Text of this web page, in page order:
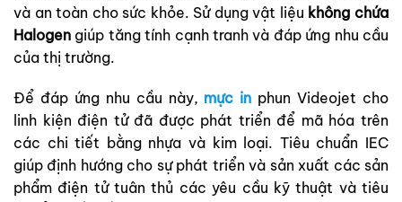
và an toàn cho sức khỏe. Sử dụng vật liệu không chứa
Halogen giúp tăng tính cạnh tranh và đáp ứng nhu cầu
của thị trường.
Để đáp ứng nhu cầu này, mực in phun Videojet cho
linh kiện điện tử đã được phát triển để mã hóa trên
các chi tiết bằng nhựa và kim loại. Tiêu chuẩn IEC
giúp định hướng cho sự phát triển và sản xuất các sản
phẩm điện tử tuân thủ các yêu cầu kỹ thuật và tiêu